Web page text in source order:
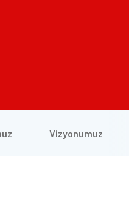
Vizyonumuz